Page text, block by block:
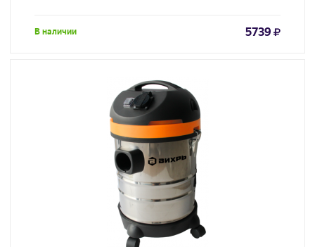
В наличии 5739